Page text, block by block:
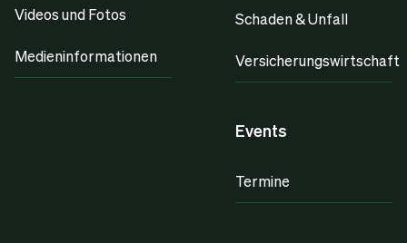
Videos und Fotos
Medieninformationen
Schaden & Unfall
Versicherungswirtschaft
Events
Termine